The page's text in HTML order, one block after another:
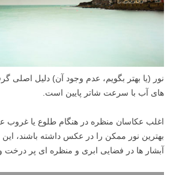
نور (یا بهتر بگویم، عدم وجود آن) دلیل
های آب با سرعت شاتر پایین است.
اغلب عکاسان منظره در هنگام طلوع یا غروب
بهترین نور ممکن را در عکس داشته باشند،
آبشار ها در فضایی ابری و منظره ای پر درخت